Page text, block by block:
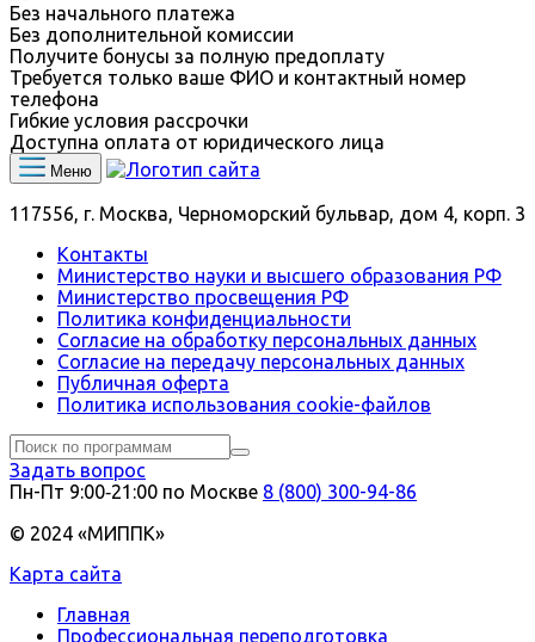
Без начального платежа
Без дополнительной комиссии
Получите бонусы за полную предоплату
Требуется только ваше ФИО и контактный номер
телефона
Гибкие условия рассрочки
Доступна оплата от юридического лица
Меню
117556, г. Москва, Черноморский бульвар, дом 4, корп. 3
Контакты
Министерство науки и высшего образования РФ
Министерство просвещения РФ
Политика конфиденциальности
Согласие на обработку персональных данных
Согласие на передачу персональных данных
Публичная оферта
Политика использования сookie-файлов
Задать вопрос
Пн-Пт 9:00‑21:00 по Москве 8 (800) 300-94-86
© 2024 «МИППК»
Карта сайта
Главная
Профессиональная переподготовка